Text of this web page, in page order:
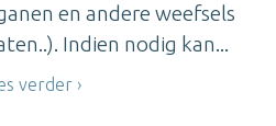
en andere weefsels
Indien nodig kan...
verder